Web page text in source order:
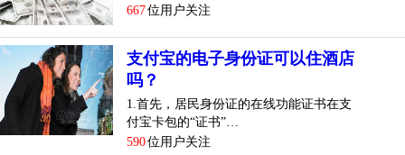
一、机构基础信息
内容
填写说明
机构名称
667位用户关注
支付宝的电子身份证可以住酒店
吗？
1.首先，居民身份证的在线功能证书在支
付宝卡包的“证书”…
590位用户关注